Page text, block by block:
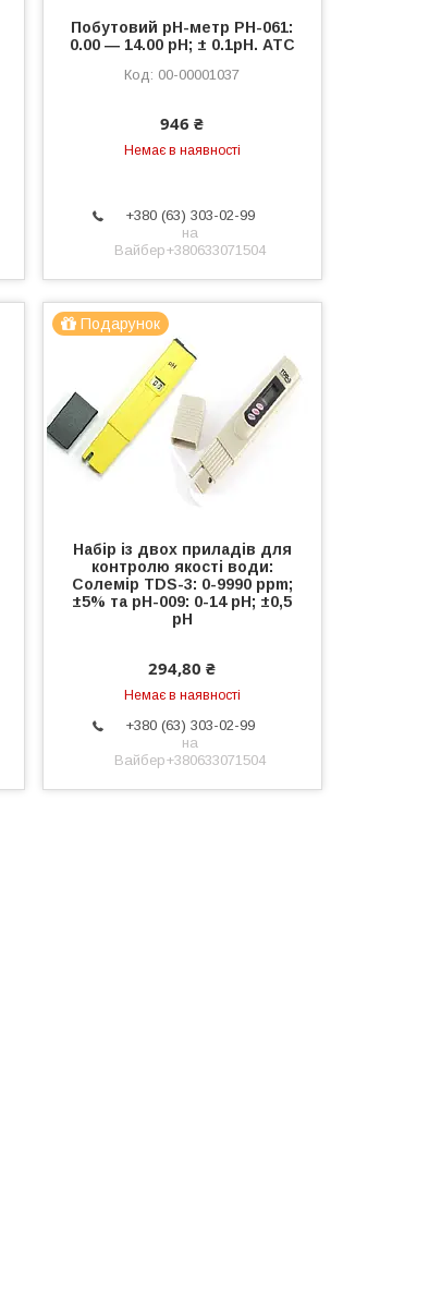
Побутовий pH-метр PH-061:
0.00 ― 14.00 pH; ± 0.1pH. АТС
00-00001037
946 ₴
Немає в наявності
+380 (63) 303-02-99
на
Вайбер+380633071504
Подарунок
Набір із двох приладів для
контролю якості води:
Солемір TDS-3: 0-9990 ppm;
±5% та pH-009: 0-14 pH; ±0,5
pH
294,80 ₴
Немає в наявності
+380 (63) 303-02-99
на
Вайбер+380633071504